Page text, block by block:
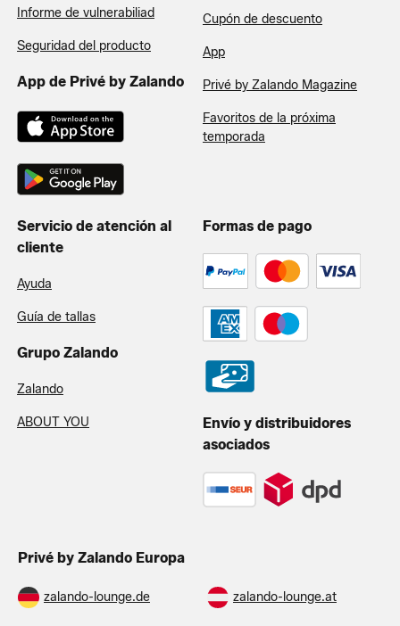
Informe de vulnerabiliad
Seguridad del producto
App de Privé by Zalando
Cupón de descuento
App
Privé by Zalando Magazine
Favoritos de la próxima
temporada
Servicio de atención al
cliente
Ayuda
Guía de tallas
Grupo Zalando
Zalando
ABOUT YOU
Formas de pago
Envío y distribuidores
asociados
Privé by Zalando Europa
zalando-lounge.de zalando-lounge.at